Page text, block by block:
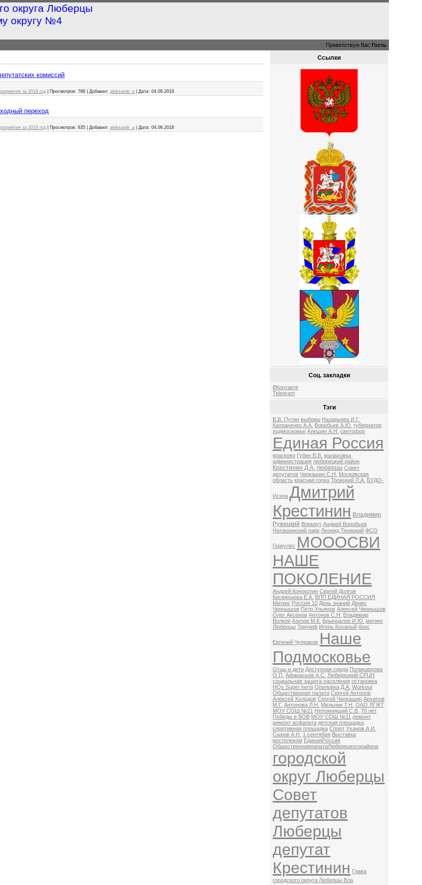
округа Люберцы
округу №4
Приветствую Вас Гость
комиссий
за 2018 год Просмотров: 786 Добавил: aleksandr_a Дата: 04.06.2018
переход
за 2018 год Просмотров: 835 Добавил: aleksandr_a Дата: 04.06.2018
Ссылки
Соц. закладки
ВКонтакте
Telegram
Тэги
В.В. Путин выборы Назарьева И.Г.
Капраненко А.А. Воробьев А.Ю. губернатор
подмосковье Алешин А.Н. светофор
Единая Россия
красково Губин В.В. малаховка
администрация люберецкий район
Крестинин Д.А. люберцы Совет
депутатов Черкашин С.Н.
Московская
область красная горка Троицкий Л.А. БУДО-
Искра Дмитрий
Крестинин Владимир
Ружицкий Воркаут Андрей Воробьев
Наташинский парк Леонид Троицкий ФСО
Геркулес МОООСВИ
НАШЕ
ПОКОЛЕНИЕ
Андрей Конокотин Сергей Долгов
Кисвянцева Е.А. ВПП ЕДИНАЯ РОССИЯ
Митинг Россия 10 День знаний Денис
Чернышов Петр Ульянов Алексей Чернышов
Олег Аксенов Антонов С.Н.
Владимир
Волков Азизов М.К. Брынцалов И.Ю. митинг
Люберцы Триумф Игорь Коханый бокс
Евгений Чупраков Наше
Подмосковье
Отцы и дети Доступная среда Поликарпова
О.П.
Афанасьев А.С. Люберецкий СРЦН
социальная защита населения остановка
HQs Super herói Опиловка Д.А. Workout
Общественная палата Сергей Антонов
Алексей Холодов Сергей Черкашин Архипов
М.Г. Антонова Л.Н. Мельник Т.Н.
ОАО ЛГЖТ
МОУ СОШ №21 Непомнящий С.В. 70 лет
Победы в ВОВ МОУ СОШ №11 ремонт
ремонт асфальта детская площадка
спортивная площадка Спорт Уханов А.И.
Сыров А.Н.
1 сентября Выставка
ростелеком ЕдинаяРоссия
ОбщественнаяпалатаЛюберецкогорайона
городской
округ Люберцы
Совет
депутатов
Люберцы
депутат
Крестинин Глава
городского округа Люберцы Вла